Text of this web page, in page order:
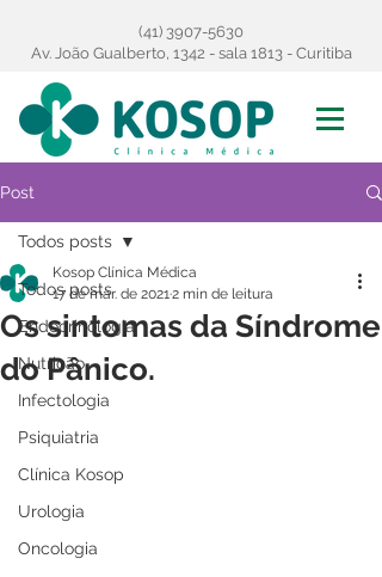
(41) 3907-5630
Av. João Gualberto, 1342 - sala 1813 - Curitiba
Post
Todos posts
Endocrinologia
Nutrição
Infectologia
Psiquiatria
Clínica Kosop
Urologia
Oncologia
Todos posts
Os sintomas da Síndrome
do Pânico.
Kosop Clínica Médica
17 de mar. de 20212 min de leitura